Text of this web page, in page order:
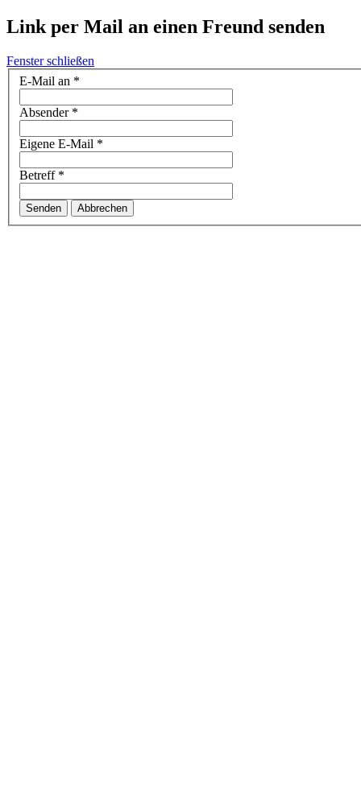
Link per Mail an einen Freund senden
Fenster schließen
E-Mail an *
Absender*
Eigene E-Mail *
Betreff*
Senden Abbrechen